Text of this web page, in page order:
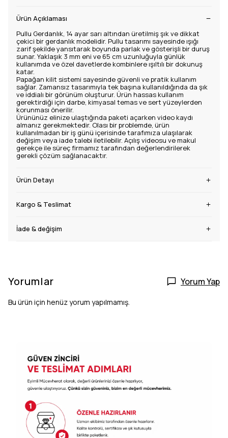
Ürün Açıklaması
Pullu Gerdanlık, 14 ayar sarı altından üretilmiş şık ve dikkat
çekici bir gerdanlık modelidir. Pullu tasarımı sayesinde ışığı
zarif şekilde yansıtarak boyunda parlak ve gösterişli bir duruş
sunar. Yaklaşık 3 mm eni ve 65 cm uzunluğuyla günlük
kullanımda ve özel davetlerde kombinlere ışıltılı bir dokunuş
katar.
Papağan kilit sistemi sayesinde güvenli ve pratik kullanım
sağlar. Zamansız tasarımıyla tek başına kullanıldığında da şık
ve iddialı bir görünüm oluşturur. Ürün hassas kullanım
gerektirdiği için darbe, kimyasal temas ve sert yüzeylerden
korunması önerilir.
Ürününüz elinize ulaştığında paketi açarken video kaydı
almanız gerekmektedir. Olası bir problemde, ürün
kullanılmadan bir iş günü içerisinde tarafımıza ulaşılarak
değişim veya iade talebi iletilebilir. Açılış videosu ve makul
gerekçe ile süreç firmamız tarafından değerlendirilerek
gerekli çözüm sağlanacaktır.
Ürün Detayı
Kargo & Teslimat
İade & değişim
Yorumlar Yorum Yap
Bu ürün için henüz yorum yapılmamış.